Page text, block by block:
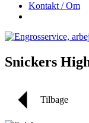
Kontakt / Om
Snickers
Tilbage